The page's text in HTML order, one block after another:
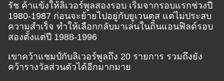
รัช ค้าแข้งให้ลิเวอร์พูลสองรอบ เริ่มจากรอบแรกช่วงปี
1980-1987 ก่อนจะย้ายไปอยู่กับยูเวนตุส แต่ไม่ประสบ
ความสำเร็จ ทำให้เลือกกลับมาเล่นในถิ่นแอนฟิลด์รอบ
สองตั้งแต่ปี 1988-1996
เขาคว้าแชมป์กับลิเวอร์พูลถึง 20 รายการ รวมถึงยัง
คว้ารางวัลส่วนตัวได้อีกมากมาย